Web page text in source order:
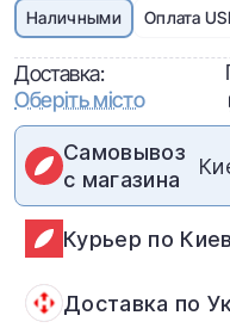
Наличными Оплата
Доставка:
Оберіть місто
Самовывоз
с магазина
Курьер по
Доставка по